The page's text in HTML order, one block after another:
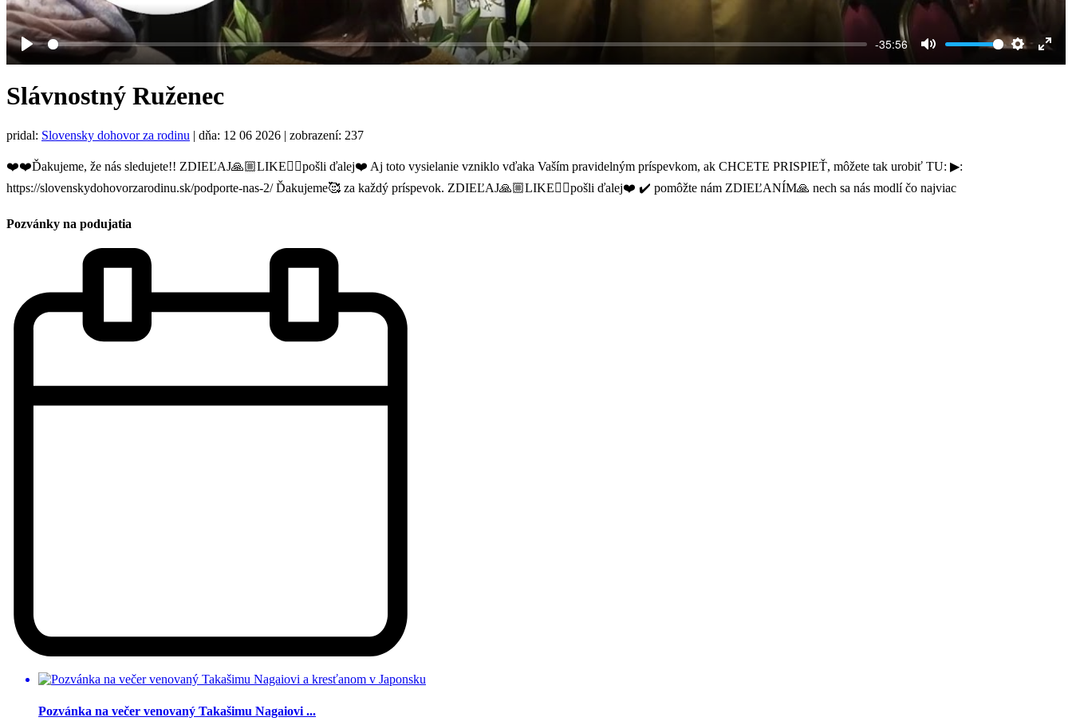
Play
-35:56
Mute Settings
Slávnostný Ruženec
pridal: Slovensky dohovor za rodinu | dňa: 12 06 2026 | zobrazení: 237
❤️❤️Ďakujeme, že nás sledujete!! ZDIEĽAJ🙏🏼LIKE👍🏼pošli ďalej❤️ Aj toto vysielanie vzniklo vďaka Vaším pravidelným príspevkom, ak CHCETE PRISPIEŤ, môžete tak urobiť TU: ▶:
https://slovenskydohovorzarodinu.sk/podporte-nas-2/ Ďakujeme🥰 za každý príspevok. ZDIEĽAJ🙏🏼LIKE👍🏼pošli ďalej❤️ ✔️ pomôžte nám ZDIEĽANÍM🙏 nech sa nás modlí čo najviac
Pozvánky na podujatia
Pozvánka na večer venovaný Takašimu Nagaiovi ...